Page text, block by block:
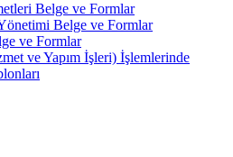
Belge ve Formlar
Belge ve Formlar
ve Formlar
ve Yapım İşleri) İşlemlerinde